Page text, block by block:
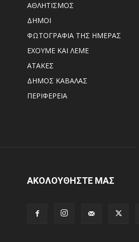
ΑΘΛΗΤΙΣΜΟΣ
ΔΗΜΟΙ
ΦΩΤΟΓΡΑΦΙΑ ΤΗΣ ΗΜΕΡΑΣ
ΕΧΟΥΜΕ ΚΑΙ ΛΕΜΕ
ΑΤΑΚΕΣ
ΔΗΜΟΣ ΚΑΒΑΛΑΣ
ΠΕΡΙΦΕΡΕΙΑ
ΑΚΟΛΟΥΘΗΣΤΕ ΜΑΣ